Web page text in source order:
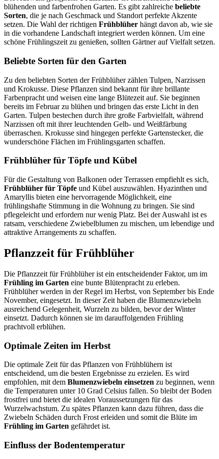
blühenden und farbenfrohen Garten. Es gibt zahlreiche beliebte
Sorten, die je nach Geschmack und Standort perfekte Akzente
setzen. Die Wahl der richtigen Frühblüher hängt davon ab, wie sie
in die vorhandene Landschaft integriert werden können. Um eine
schöne Frühlingszeit zu genießen, sollten Gärtner auf Vielfalt setzen.
Beliebte Sorten für den Garten
Zu den beliebten Sorten der Frühblüher zählen Tulpen, Narzissen
und Krokusse. Diese Pflanzen sind bekannt für ihre brillante
Farbenpracht und weisen eine lange Blütezeit auf. Sie beginnen
bereits im Februar zu blühen und bringen das erste Licht in den
Garten. Tulpen bestechen durch ihre große Farbvielfalt, während
Narzissen oft mit ihrer leuchtenden Gelb- und Weißfärbung
überraschen. Krokusse sind hingegen perfekte Gartenstecker, die
wunderschöne Flächen im Frühlingsgarten schaffen.
Frühblüher für Töpfe und Kübel
Für die Gestaltung von Balkonen oder Terrassen empfiehlt es sich,
Frühblüher für Töpfe und Kübel auszuwählen. Hyazinthen und
Amaryllis bieten eine hervorragende Möglichkeit, eine
frühlingshafte Stimmung in die Wohnung zu bringen. Sie sind
pflegeleicht und erfordern nur wenig Platz. Bei der Auswahl ist es
ratsam, verschiedene Zwiebelblumen zu mischen, um lebendige und
attraktive Arrangements zu schaffen.
Pflanzzeit für Frühblüher
Die Pflanzzeit für Frühblüher ist ein entscheidender Faktor, um im
Frühling im Garten eine bunte Blütenpracht zu erleben.
Frühblüher werden in der Regel im Herbst, von September bis Ende
November, eingesetzt. In dieser Zeit haben die Blumenzwiebeln
ausreichend Gelegenheit, Wurzeln zu bilden, bevor der Winter
einsetzt. Dadurch können sie im darauffolgenden Frühling
prachtvoll erblühen.
Optimale Zeiten im Herbst
Die optimale Zeit für das Pflanzen von Frühblühern ist
entscheidend, um die besten Ergebnisse zu erzielen. Es wird
empfohlen, mit dem Blumenzwiebeln einsetzen zu beginnen, wenn
die Temperaturen unter 10 Grad Celsius fallen. So bleibt der Boden
frostfrei und bietet die idealen Voraussetzungen für das
Wurzelwachstum. Zu spätes Pflanzen kann dazu führen, dass die
Zwiebeln Schäden durch Frost erleiden und somit die Blüte im
Frühling im Garten gefährdet ist.
Einfluss der Bodentemperatur